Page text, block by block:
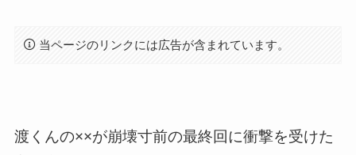
当ページのリンクには広告が含まれています。
渡くんの××が崩壊寸前の最終回に衝撃を受けた